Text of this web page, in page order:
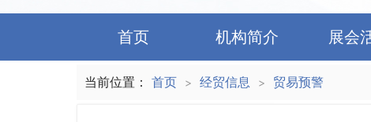
首页 机构简介 展会
当前位置： 首页 > 经贸信息 > 贸易预警